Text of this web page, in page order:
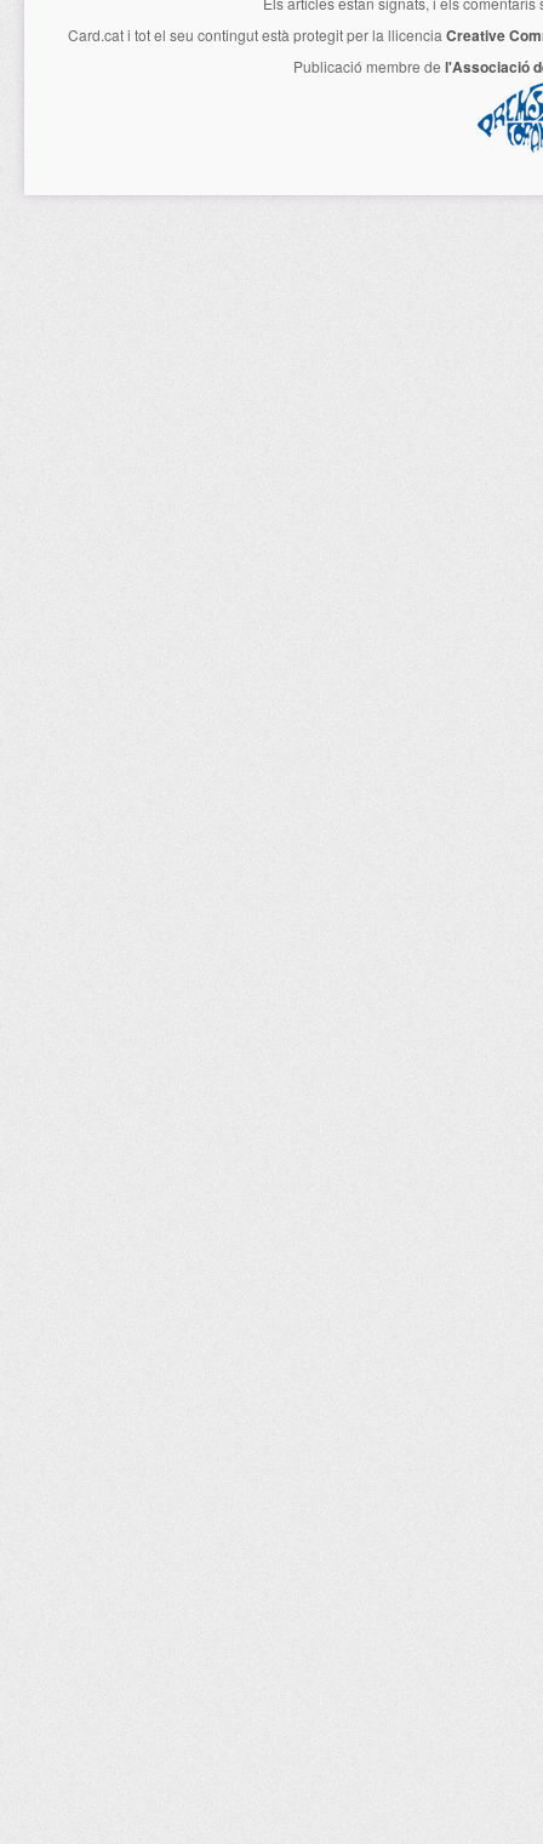
Card.cati tot el seu contingut està protegit per la llicencia Creative
Publicació membre de l'Associació